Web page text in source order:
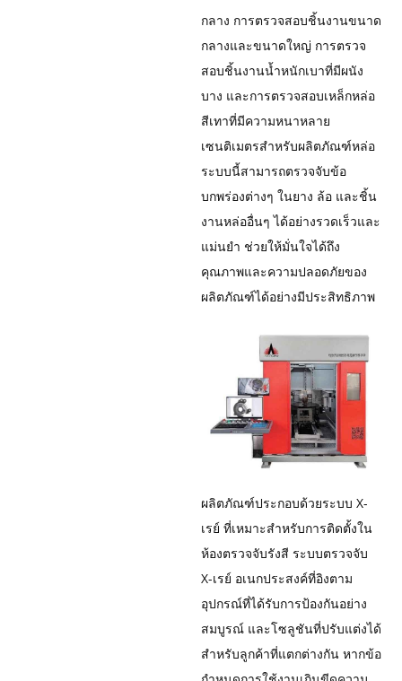
กลาง การตรวจสอบชิ้นงานขนาด
กลางและขนาดใหญ่ การตรวจ
สอบชิ้นงานน้ำหนักเบาที่มีผนัง
บาง และการตรวจสอบเหล็กหล่อ
สีเทาที่มีความหนาหลาย
เซนติเมตรสำหรับผลิตภัณฑ์หล่อ
ระบบนี้สามารถตรวจจับข้อ
บกพร่องต่างๆ ในยาง ล้อ และชิ้น
งานหล่ออื่นๆ ได้อย่างรวดเร็วและ
แม่นยำ ช่วยให้มั่นใจได้ถึง
คุณภาพและความปลอดภัยของ
ผลิตภัณฑ์ได้อย่างมีประสิทธิภาพ
ผลิตภัณฑ์ประกอบด้วยระบบ X-
เรย์ ที่เหมาะสำหรับการติดตั้งใน
ห้องตรวจจับรังสี ระบบตรวจจับ
X-เรย์ อเนกประสงค์ที่อิงตาม
อุปกรณ์ที่ได้รับการป้องกันอย่าง
สมบูรณ์ และโซลูชันที่ปรับแต่งได้
สำหรับลูกค้าที่แตกต่างกัน หากข้อ